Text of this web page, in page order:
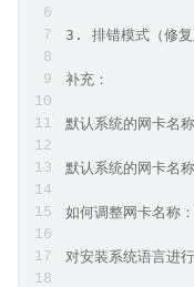
3. 排错模式（修复
补充：
默认系统的网卡
默认系统的网卡
如何调整网卡名
对安装系统语言进